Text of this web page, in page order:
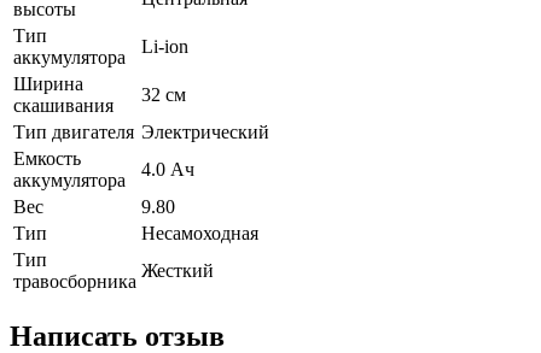
высоты
Тип
аккумулятора
Li-ion
Ширина
скашивания
32 см
Тип двигателя Электрический
Емкость
аккумулятора
4.0 Ач
Вес
9.80
Тип
Несамоходная
Тип
травосборника
Жесткий
Написать отзыв